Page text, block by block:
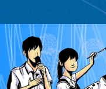
到
主
要
內
容